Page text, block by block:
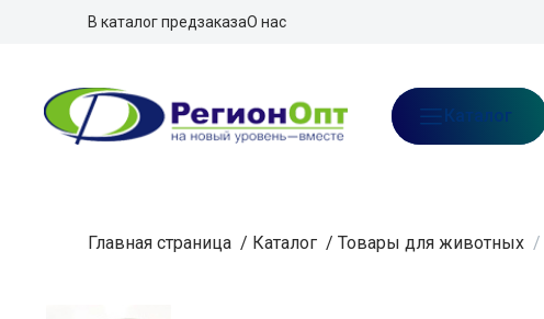
В каталог предзаказаО нас
Каталог
Главная страница / Каталог / Товары для животных /